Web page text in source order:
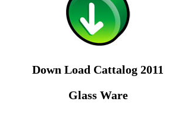
Down Load Cattalog 2011
Glass Ware